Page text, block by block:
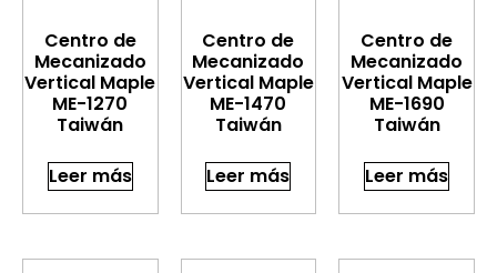
Centro de
Mecanizado
Vertical Maple
ME-1270
Taiwán
Leer más
Centro de
Mecanizado
Vertical Maple
ME-1470
Taiwán
Leer más
Centro de
Mecanizado
Vertical Maple
ME-1690
Taiwán
Leer más